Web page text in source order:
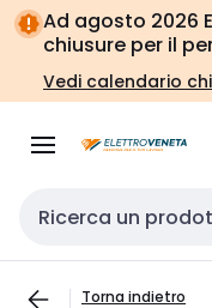
Vai alla
navigazione
Vai
alla
pagina
Ad agosto 2026
chiusure per il
Vedi calendario
Cerca input
Torna indietro